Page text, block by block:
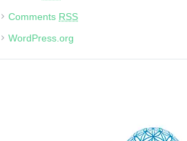
Comments RSS
WordPress.org